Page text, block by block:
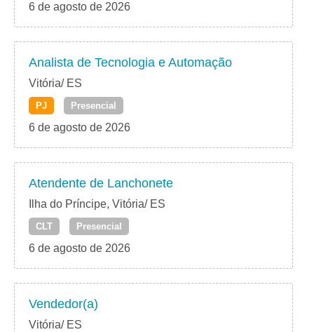
6 de agosto de 2026
Analista de Tecnologia e Automação
Vitória/ ES
PJ Presencial
6 de agosto de 2026
Atendente de Lanchonete
Ilha do Príncipe, Vitória/ ES
CLT Presencial
6 de agosto de 2026
Vendedor(a)
Vitória/ ES